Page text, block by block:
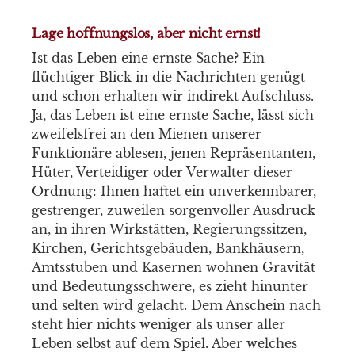
Lage hoffnungslos, aber nicht ernst!
Ist das Leben eine ernste Sache? Ein
flüchtiger Blick in die Nachrichten genügt
und schon erhalten wir indirekt Aufschluss.
Ja, das Leben ist eine ernste Sache, lässt sich
zweifelsfrei an den Mienen unserer
Funktionäre ablesen, jenen Repräsentanten,
Hüter, Verteidiger oder Verwalter dieser
Ordnung: Ihnen haftet ein unverkennbarer,
gestrenger, zuweilen sorgenvoller Ausdruck
an, in ihren Wirkstätten, Regierungssitzen,
Kirchen, Gerichtsgebäuden, Bankhäusern,
Amtsstuben und Kasernen wohnen Gravität
und Bedeutungsschwere, es zieht hinunter
und selten wird gelacht. Dem Anschein nach
steht hier nichts weniger als unser aller
Leben selbst auf dem Spiel. Aber welches